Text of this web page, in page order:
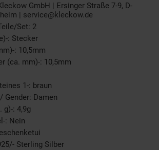
GmbH | Ersinger Straße 7-9, D-
| service@kleckow.de
Set: 2
: Stecker
: 10,5mm
(ca. mm)-: 10,5mm
1-: braun
Gender: Damen
g)-: 4,9g
: Nein
Sterling Silber